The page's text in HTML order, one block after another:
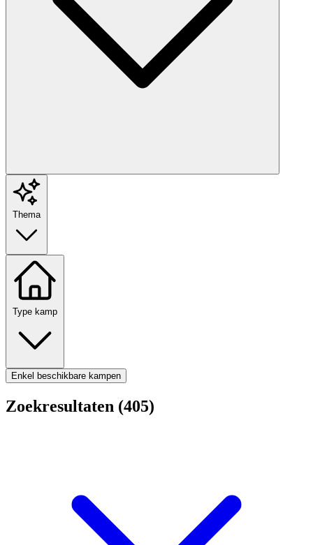
Thema
Type kamp
Enkel beschikbare kampen
Zoekresultaten (405)